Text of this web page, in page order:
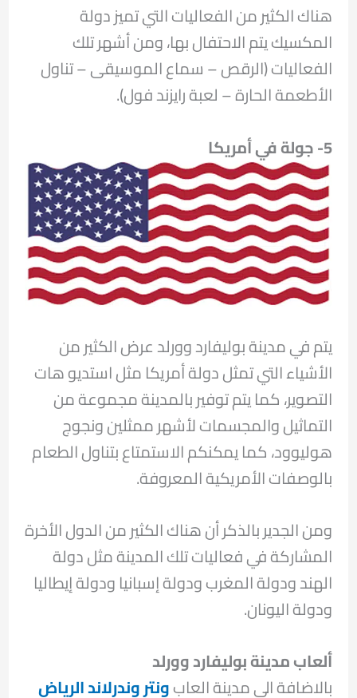
هناك الكثير من الفعاليات التي تميز دولة
المكسيك يتم الاحتفال بها، ومن أشهر تلك
الفعاليات (الرقص – سماع الموسيقى – تناول
الأطعمة الحارة – لعبة رايزند فول).
5- جولة في أمريكا
يتم في مدينة بوليفارد وورلد عرض الكثير من
الأشياء التي تمثل دولة أمريكا مثل استديو هات
التصوير، كما يتم توفير بالمدينة مجموعة من
التماثيل والمجسمات لأشهر ممثلين ونجوج
هوليوود، كما يمكنكم الاستمتاع بتناول الطعام
بالوصفات الأمريكية المعروفة.
ومن الجدير بالذكر أن هناك الكثير من الدول الأخرة
المشاركة في فعاليات تلك المدينة مثل دولة
الهند ودولة المغرب ودولة إسبانيا ودولة إيطاليا
ودولة اليونان.
ألعاب مدينة بوليفارد وورلد
بالاضافة الى مدينة العابونتر وندرلاند الرياض